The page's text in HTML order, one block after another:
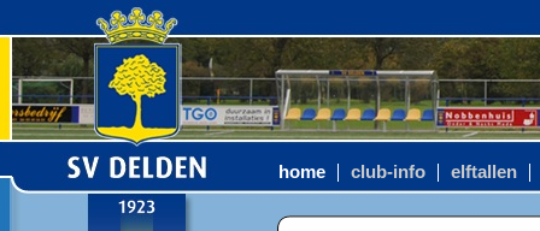
home club-info elftallen